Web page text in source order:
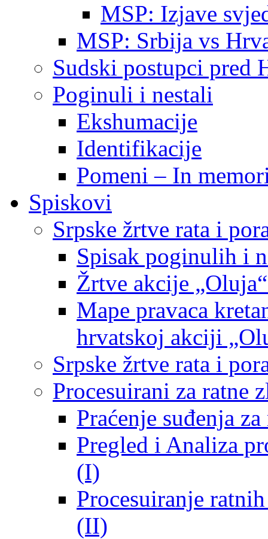
MSP: Izjave
MSP: Srbija vs
Sudski postupci pred
Poginuli i nestali
Ekshumacije
Identifikacije
Pomeni – In
Spiskovi
Srpske žrtve rata i
Spisak poginulih i
Žrtve akcije
Mape pravaca
hrvatskoj akciji
Srpske žrtve rata i
Procesuirani za ratne
Praćenje suđenja
Pregled i Analiza
(I)
Procesuiranje
(II)